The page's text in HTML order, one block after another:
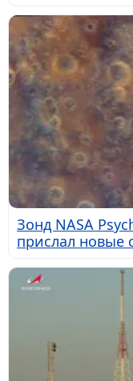
Зонд NASA
прислал новые